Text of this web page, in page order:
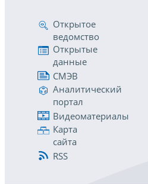
Открытое
ведомство
Открытые
данные
СМЭВ
Аналитический
портал
Видеоматериалы
Карта
сайта
RSS